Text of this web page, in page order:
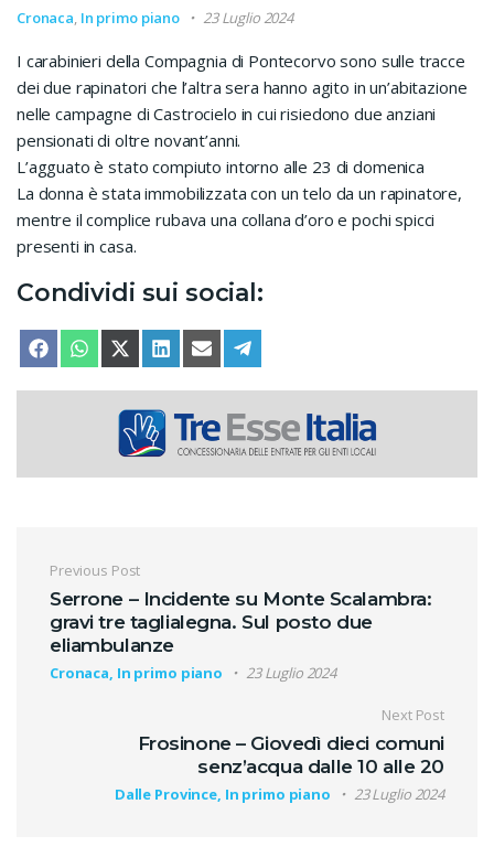
Cronaca, In primo piano 23 Luglio 2024
I carabinieri della Compagnia di Pontecorvo sono sulle tracce
dei due rapinatori che l’altra sera hanno agito in un’abitazione
nelle campagne di Castrocielo in cui risiedono due anziani
pensionati di oltre novant’anni.
L’agguato è stato compiuto intorno alle 23 di domenica
La donna è stata immobilizzata con un telo da un rapinatore,
mentre il complice rubava una collana d’oro e pochi spicci
presenti in casa.
Condividi sui social:
SHARE ON
FACEBOOKSHARE ON
WHATSAPPSHARE ON
X (TWITTER)
SHARE ON
LINKEDINSHARE ON
EMAIL
Navigazione articoli
Previous Post
Serrone – Incidente su Monte Scalambra:
gravi tre taglialegna. Sul posto due
eliambulanze
Cronaca, In primo piano 23 Luglio 2024
Next Post
Frosinone – Giovedì dieci comuni
senz’acqua dalle 10 alle 20
Dalle Province, In primo piano 23 Luglio 2024